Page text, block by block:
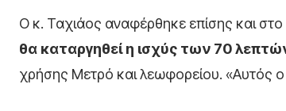
Ο κ. Ταχιάος αναφέρθηκε επίσης και στο
θα καταργηθεί η ισχύς των 70
χρήσης Μετρό και λεωφορείου. «Αυτός ο